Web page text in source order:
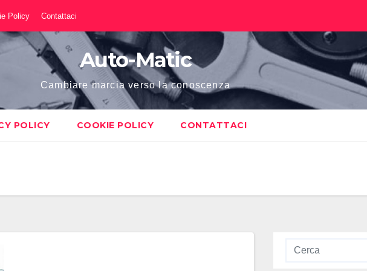
Policy Contattaci
Auto-Matic
Cambiare marcia verso la conoscenza
POLICY COOKIE POLICY CONTATTACI